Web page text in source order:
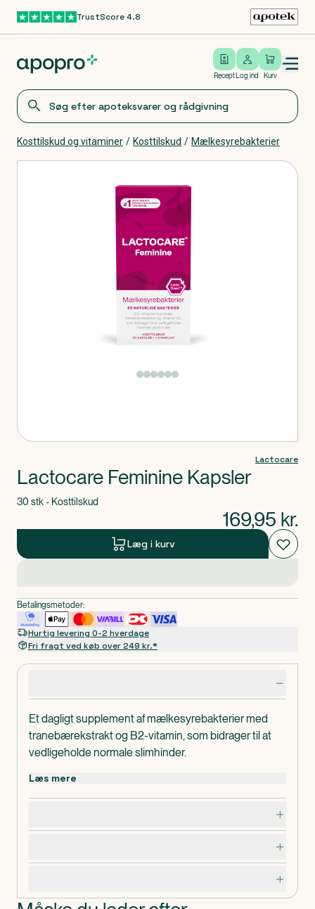
Gå til hovedindholdTrustScore 4.8
Recept
Log ind
Log ind Kurv
Open/close menu
Kosttilskud og vitaminer / Kosttilskud / Mælkesyrebakterier
Et dagligt supplement af mælkesyrebakterier med
tranebærekstrakt og B2-vitamin, som bidrager til at
vedligeholde normale slimhinder.
Læs mere
Lactocare
Lactocare Feminine Kapsler
30 stk - Kosttilskud
169,95 kr.
Læg i kurv
Betalingsmetoder:
Hurtig levering 0-2 hverdage
Fri fragt ved køb over 249 kr.*